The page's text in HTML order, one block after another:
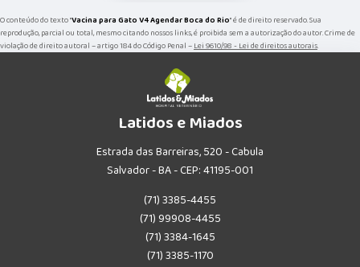
O conteúdo do texto "Vacina para Gato V4 Agendar Boca do Rio" é de direito reservado. Sua
reprodução, parcial ou total, mesmo citando nossos links, é proibida sem a autorização do autor. Crime de
violação de direito autoral – artigo 184 do Código Penal –Lei 9610/98 - Lei de direitos autorais.
Latidos e Miados
Estrada das Barreiras, 520 - Cabula
Salvador - BA - CEP: 41195-001
(71) 3385-4455
(71) 99908-4455
(71) 3384-1645
(71) 3385-1170